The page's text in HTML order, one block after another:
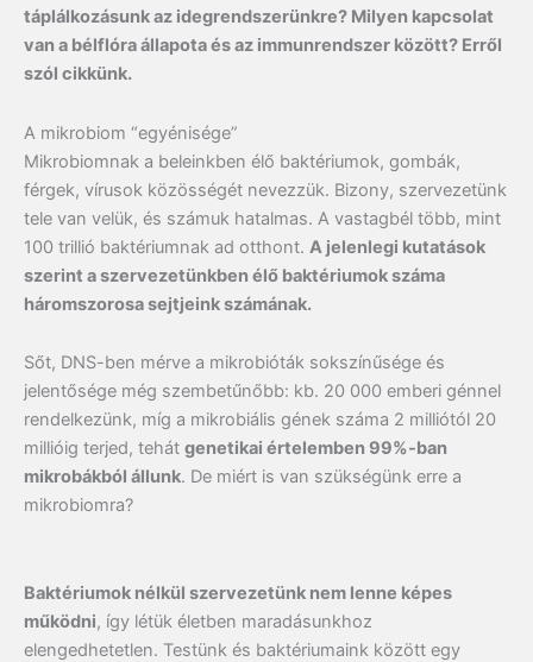
táplálkozásunk az idegrendszerünkre? Milyen kapcsolat
van a bélflóra állapota és az immunrendszer között? Erről
szól cikkünk.
A mikrobiom “egyénisége”
Mikrobiomnak a beleinkben élő baktériumok, gombák,
férgek, vírusok közösségét nevezzük. Bizony, szervezetünk
tele van velük, és számuk hatalmas. A vastagbél több, mint
100 trillió baktériumnak ad otthont. A jelenlegi kutatások
szerint a szervezetünkben élő baktériumok száma
háromszorosa sejtjeink számának.
Sőt, DNS-ben mérve a mikrobióták sokszínűsége és
jelentősége még szembetűnőbb: kb. 20 000 emberi génnel
rendelkezünk, míg a mikrobiális gének száma 2 milliótól 20
millióig terjed, tehát genetikai értelemben 99%-ban
mikrobákból állunk. De miért is van szükségünk erre a
mikrobiomra?
Baktériumok nélkül szervezetünk nem lenne képes
működni, így létük életben maradásunkhoz
elengedhetetlen. Testünk és baktériumaink között egy